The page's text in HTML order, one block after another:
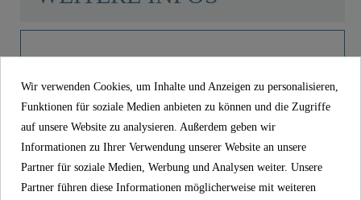
Farbe Schwarz Matt
Gewicht 0,0 Kg
Länge 15,5 Cm
Auslauf, Schwarz matt - 02122
Preis
21,99 €
inkl. MwSt.
Wir verwenden Cookies, um Inhalte und Anzeigen zu personalisieren,
Funktionen für soziale Medien anbieten zu können und die Zugriffe
auf unsere Website zu analysieren. Außerdem geben wir
Informationen zu Ihrer Verwendung unserer Website an unsere
Partner für soziale Medien, Werbung und Analysen weiter. Unsere
Partner führen diese Informationen möglicherweise mit weiteren